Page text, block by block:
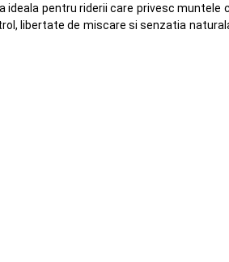
ideala pentru riderii care privesc
libertate de miscare si senzatia